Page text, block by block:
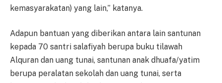
kemasyarakatan) yang lain,” katanya.
Adapun bantuan yang diberikan antara lain santunan
kepada 70 santri salafiyah berupa buku tilawah
Alquran dan uang tunai, santunan anak dhuafa/yatim
berupa peralatan sekolah dan uang tunai, serta